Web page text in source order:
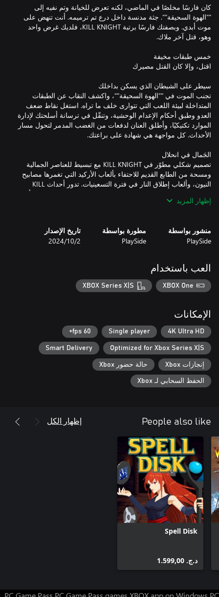
كان فارسًا مخلصًا في الماضي، لكنه تعرض للخيانة وتم نفيه إلى
""الهوة السحيقة"". جثة مدنسة داخل درع تم ترميمه. أنت تنهض على
موت أبدي. وبصفتك فارسًا برتبة KILL KNIGHT، فلديك غرض واحد
تجنب الموت في ""الهوة السحيقة""، واكشف النقاب عن الطبقات
المتداخلة لبيئة اللعب التي تتوارى خلف ما تراه. استغل نقاط ضعف
العدو وطبق أحكام الإعدام الوحشية، وتنقّل في ترسانة أسلحتك لإدارة
الموارد تكتيكيًا، وأطلق العنان لدفعات من الغضب المدمر لتحول مسار
تصميم شكلي مطوّر في KILL KNIGHT مع تبسيط للعناصر الجمالية
ومسحة من الطابع القديم للاحتفاء بألعاب الأركيد التي تغمرها مصابيح
النيون، وألعاب إطلاق النار في فترة التسعينيات. تدور أحداث KILL
KNIGHT عبر خمس ساحات مخيفة عنيفة مصممة بعناية، تسودها أجواء
الوحشية الصرفة وتدور في الأنقاض المفزعة والخيالية التي تحيط
احرص على النجاة من هجمات العالم الآخر وأكمل التحديات لفتح العتاد
أن تصقل قدراتك الخاصة وأوضاع إطلاق النار لمجموعة من المسدسات
القتالية للمنافسة بها ضد أصدقائك وأعدائك على حدٍ سواء في لوحات
الصدارة العالمية. ادخل إذا كنت تتجاسر على ذلك أيها الفارس، واستمتع
[*] معركة هرمية سريعة وعميقة وسريعة الإيقاع تكافئ العدوانية
[*] ملامح قصصية تفاعلية متداخلة في أجواء مدمرة مع عناصر تجميلية
[*] احرص على النجاة لفترة كافية لترتقي بقوة القتل لديك؛ مما يزيد
[*] اندمج في ""Master Mode"" الذي يجمع بين كل الطبقات الخمس
انضم إلى Discord / انضم إلى المجتمع
إظهار المزيد
منشور بواسطة
PlaySide
مطورة بواسطة
PlaySide
تاريخ الإصدار
2‏/10‏/2024
العب باستخدام
XBOX One
XBOX Series X|S
الإمكانات
4K Ultra HD
Single player
60 fps+
Optimized for Xbox Series X|S
Smart Delivery
إنجازات Xbox حالة حضور Xbox
الحفظ السحابي لـ Xbox
People also like إظهار الكل
Spell Disk
د.ج.‏ 1.599,00